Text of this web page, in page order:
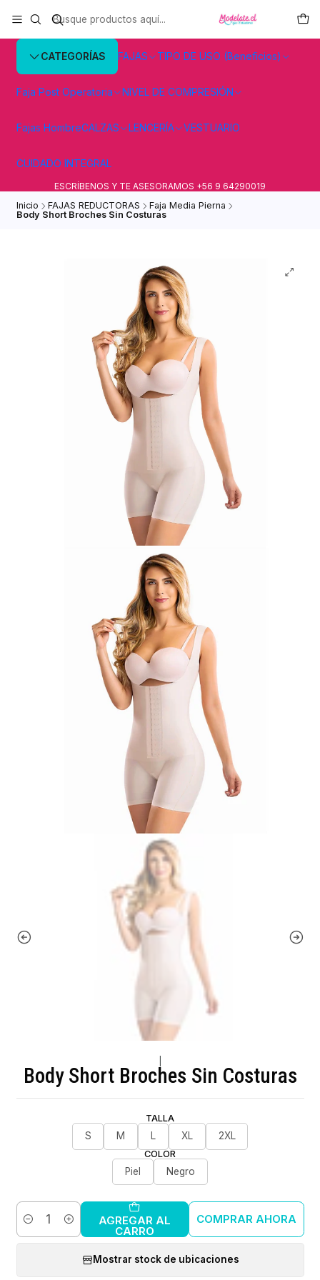
CATEGORÍAS FAJAS TIPO DE USO (Beneficios)
Faja Post Operatoria NIVEL DE COMPRESIÓN
Fajas HombreCALZAS LENCERÍA VESTUARIO
CUIDADO INTEGRAL
ESCRÍBENOS Y TE ASESORAMOS +56 9 64290019
Inicio
FAJAS REDUCTORAS
Faja Media Pierna
Body Short Broches Sin Costuras
Body Short Broches Sin Costuras
TALLA
S M L XL 2XL
COLOR
Piel Negro
Cantidad AGREGAR AL
CARRO
COMPRAR AHORA
Mostrar stock de ubicaciones